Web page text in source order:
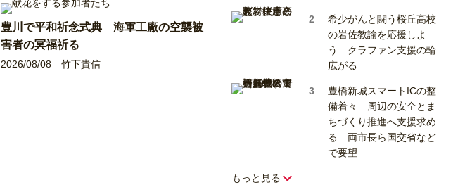
豊川で平和祈念式典 海軍工廠の空襲被
害者の冥福祈る
2026/08/08 竹下貴信
希少がんと闘う桜丘高校
の岩佐教諭を応援しよ
う クラファン支援の輪
広がる
豊橋新城スマートICの整
備着々 周辺の安全とま
ちづくり推進へ支援求め
る 両市長ら国交省など
で要望
もっと見る